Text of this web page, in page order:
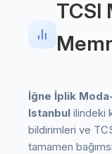
TCSI
İğne İplik
Istanbul ilindeki
bildirimleri ve
tamamen